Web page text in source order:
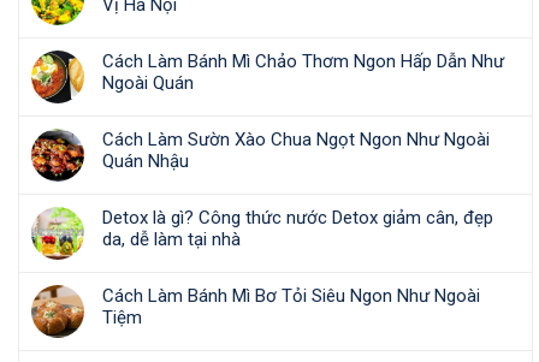
Vị Hà Nội
Cách Làm Bánh Mì Chảo Thơm Ngon Hấp Dẫn Như
Ngoài Quán
Cách Làm Sườn Xào Chua Ngọt Ngon Như Ngoài
Quán Nhậu
Detox là gì? Công thức nước Detox giảm cân, đẹp
da, dễ làm tại nhà
Cách Làm Bánh Mì Bơ Tỏi Siêu Ngon Như Ngoài
Tiệm